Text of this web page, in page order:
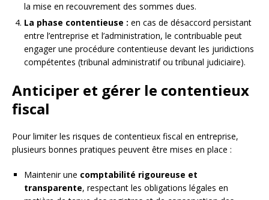
la mise en recouvrement des sommes dues.
La phase contentieuse : en cas de désaccord persistant
entre l’entreprise et l’administration, le contribuable peut
engager une procédure contentieuse devant les juridictions
compétentes (tribunal administratif ou tribunal judiciaire).
Anticiper et gérer le contentieux
fiscal
Pour limiter les risques de contentieux fiscal en entreprise,
plusieurs bonnes pratiques peuvent être mises en place :
Maintenir une comptabilité rigoureuse et
transparente, respectant les obligations légales en